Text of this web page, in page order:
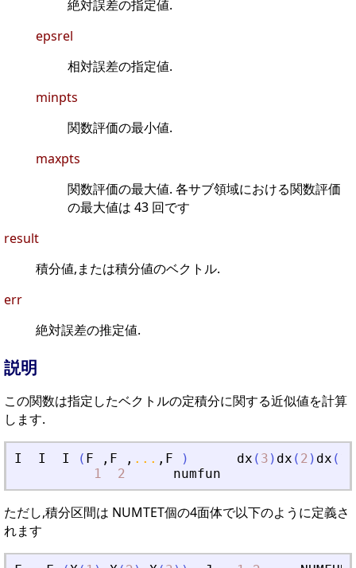
絶対誤差の指定値.
epsrel
相対誤差の指定値.
minpts
関数評価の最小値.
maxpts
関数評価の最大値. 各サブ領域における関数評価
の最大値は 43 回です
result
積分値,または積分値のベクトル.
err
絶対誤差の推定値.
説明
この関数は指定したベクトルの定積分に関する近似値を計算
します.
I I I ( F , F , ... , F ) dx ( 3 ) dx ( 2 ) dx (
1
2 numfun
ただし,積分区間は NUMTET個の4面体で以下のように定義さ
れます